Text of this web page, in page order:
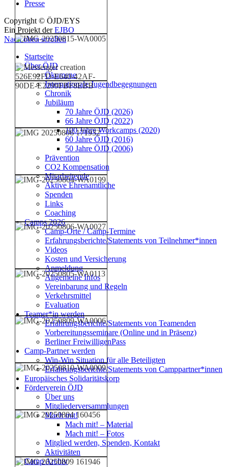
Presse
Copyright © ÖJD/EYS
Ein Projekt derEJBO
Nach oben scrollen
Startseite
Über ÖJD
Ökumene
Internationale Jugendbegegnungen
Chronik
Jubiläum
70 Jahre ÖJD (2026)
66 Jahre ÖJD (2022)
100 Jahre Workcamps (2020)
60 Jahre ÖJD (2016)
50 Jahre ÖJD (2006)
Prävention
CO2 Kompensation
Mitarbeitende
Aktive Ehrenamtliche
Spenden
Links
Coaching
Camps 2026
Camp-Orte / Camp-Termine
Erfahrungsberichte/Statements von Teilnehmer*innen
Videos
Kosten und Versicherung
Anmeldung
Allgemeine Infos
Vereinbarung und Regeln
Verkehrsmittel
Evaluation
Teamer*in werden
Erfahrungsberichte/Statements von Teamenden
Vorbereitungsseminare (Online und in Präsenz)
Berliner FreiwilligenPass
Camp-Partner werden
Win-Win Situation für alle Beteiligten
Erfahrungsberichte/Statements von Camppartner*innen
Europäisches Solidaritätskorp
Förderverein ÖJD
Über uns
Mitgliederversammlungen
Mach mit!
Mach mit! – Material
Mach mit! – Fotos
Mitglied werden, Spenden, Kontakt
Aktivitäten
Camp Archiv